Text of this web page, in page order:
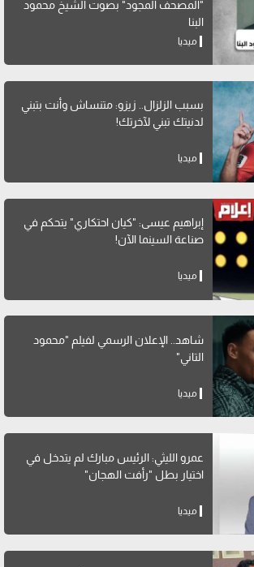
"المصحف المجود" بصوت الشيخ محمود
البنا
ميديا
بسبب الزلزال.. زيزو: متنساش وأنت بتبني
لدنيتك تبني لآخرتك!
ميديا
إبراهيم عيسى: "كيان احتكاري" يتحكم في
صناعة السينما الآن!
ميديا
شاهد.. الإعلان الرسمي لفيلم "محمود
التاني"
ميديا
عمرو الليثي: الرئيس مبارك لم يتدخل في
اختيار بطل "رأفت الهجان"
ميديا